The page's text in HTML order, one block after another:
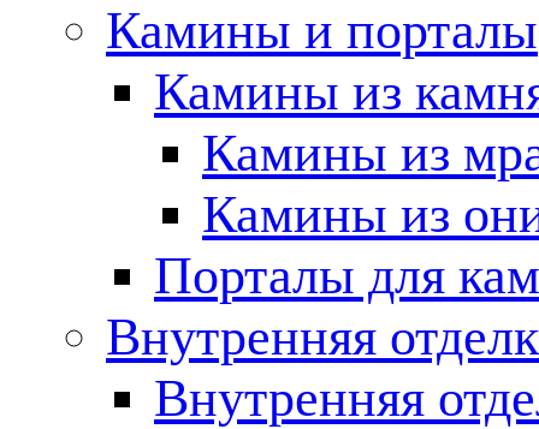
Камины и порталы
Камины из
Камины из
Камины из
Порталы для
Внутренняя
Внутренняя